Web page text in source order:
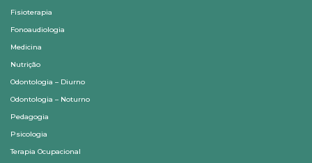
Fisioterapia
Fonoaudiologia
Medicina
Nutrição
Odontologia – Diurno
Odontologia – Noturno
Pedagogia
Psicologia
Terapia Ocupacional